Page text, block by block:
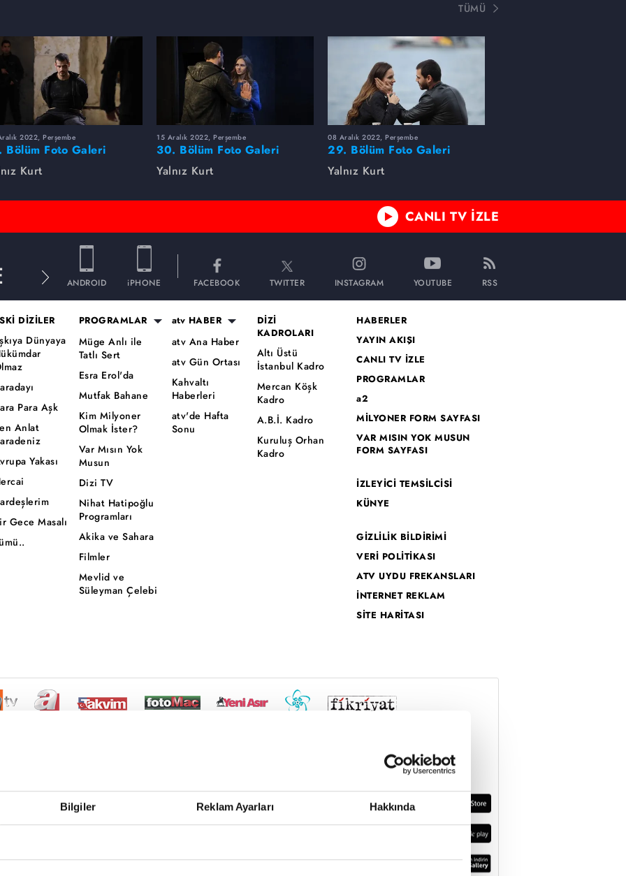
Bilgiler Reklam Ayarları Hakkında
5 numaraya açıklayabilecek midir? Altay,
kişi kimdir? Dara'nın peşinde olan Nizam'ı,
Irak'ta neler beklemektedir? Doğan,
bulabilecek mi? Sare, Doğan'ın aldığı infaz
mi? Halit neyin karşılığında
4 numaranın tetikçisi kimin infaz emrini
TÜMÜ
2022, Perşembe
Bölüm Foto Galeri
Kurt
15 Aralık 2022, Perşembe
30. Bölüm Foto Galeri
Yalnız Kurt
08 Aralık 2022, Perşembe
29. Bölüm Foto Galeri
Yalnız Kurt
CANLI TV İZLE
ANDROID iPHONE FACEBOOK TWITTER INSTAGRAM YOUTUBE RSS
DİZİLER
Dünyaya
Para Aşk
Anlat
Yakası
Gece Masalı
PROGRAMLAR
Müge Anlı ile
Tatlı Sert
Esra Erol'da
Mutfak Bahane
Kim Milyoner
Olmak İster?
Var Mısın Yok
Musun
Dizi TV
Nihat Hatipoğlu
Programları
Akika ve Sahara
Filmler
Mevlid ve
Süleyman Çelebi
atv HABER
atv Ana Haber
atv Gün Ortası
Kahvaltı
Haberleri
atv'de Hafta
Sonu
DİZİ
KADROLARI
Altı Üstü
İstanbul Kadro
Mercan Köşk
Kadro
A.B.İ. Kadro
Kuruluş Orhan
Kadro
HABERLER
YAYIN AKIŞI
CANLI TV İZLE
PROGRAMLAR
a2
MİLYONER FORM SAYFASI
VAR MISIN YOK MUSUN
FORM SAYFASI
İZLEYİCİ TEMSİLCİSİ
KÜNYE
GİZLİLİK BİLDİRİMİ
VERİ POLİTİKASI
ATV UYDU FREKANSLARI
İNTERNET REKLAM
SİTE HARİTASI